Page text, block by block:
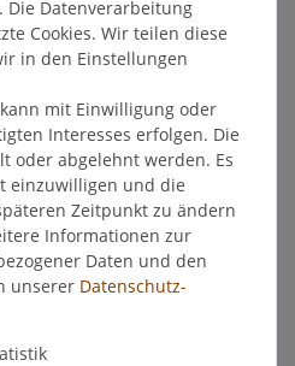
In den Warenkorb
MwSt.zzgl.Versandkosten
Stack-A-Rack
€ *
In den Warenkorb
MwSt.zzgl.Versandkosten
Die Datenverarbeitung
Cookies. Wir teilen diese
in den Einstellungen
mit Einwilligung oder
Interesses erfolgen. Die
oder abgelehnt werden. Es
einzuwilligen und die
Zeitpunkt zu ändern
Informationen zur
Daten und den
unserer Daten­schutz­